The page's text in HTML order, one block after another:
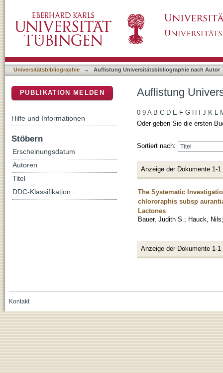
Universitätsbibliographie → Auflistung Universitätsbibliographie nach Autor
Auflistung
0-9 A B C D E F G H J K L
Oder geben Sie die ersten
Sortiert nach:
Anzeige der Dokumente 1-1
The Systematic
chlororaphis subsp
Lactones
Bauer, Judith S. ; Hauck, Nils
Anzeige der Dokumente 1-1
PUBLIKATION MELDEN
Hilfe und Informationen
Stöbern
Erscheinungsdatum
Autoren
Titel
DDC-Klassifikation
Kontakt